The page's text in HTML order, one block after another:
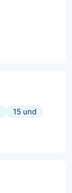
15 und